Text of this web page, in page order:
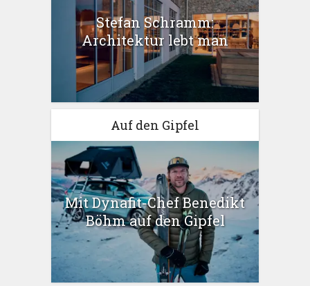
Stefan Schramm:
Architektur lebt man
Auf den Gipfel
Mit Dynafit-Chef Benedikt
Böhm auf den Gipfel